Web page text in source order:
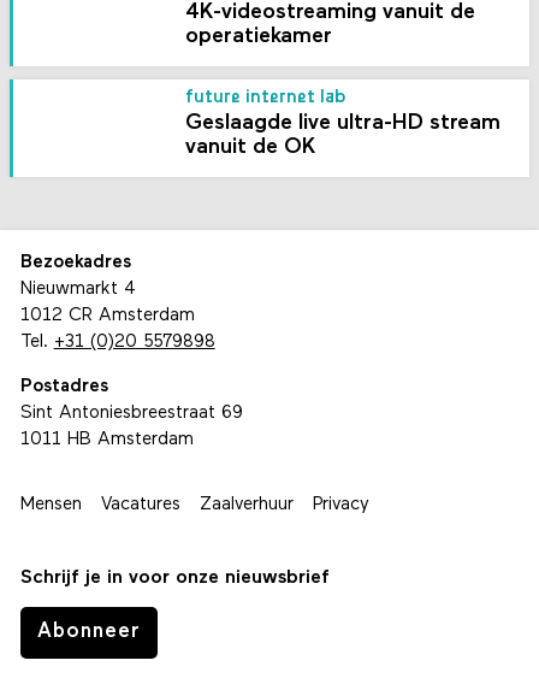
4K-videostreaming vanuit de
operatiekamer
future internet lab
Geslaagde live ultra-HD stream
vanuit de OK
Bezoekadres
Nieuwmarkt 4
1012 CR Amsterdam
Tel. +31 (0)20 5579898
Postadres
Sint Antoniesbreestraat 69
1011 HB Amsterdam
Mensen Vacatures Zaalverhuur Privacy
Schrijf je in voor onze nieuwsbrief
Abonneer